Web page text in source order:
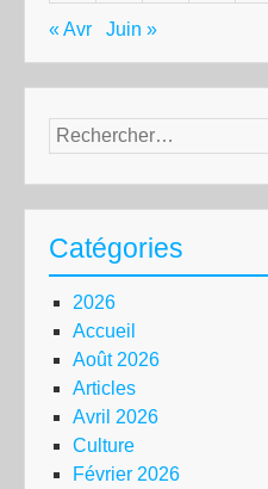
« Avr Juin »
Rechercher :
Catégories
2026
Accueil
Août 2026
Articles
Avril 2026
Culture
Février 2026